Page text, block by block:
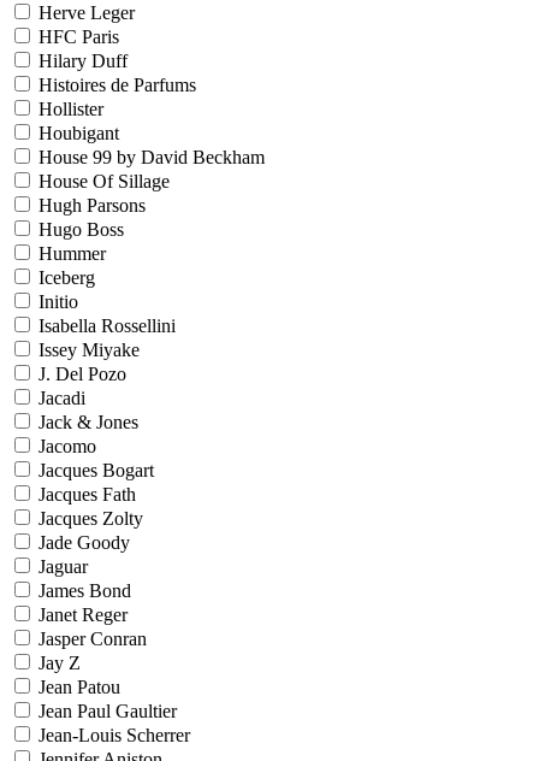
Herve Leger
HFC Paris
Hilary Duff
Histoires de Parfums
Hollister
Houbigant
House 99 by David Beckham
House Of Sillage
Hugh Parsons
Hugo Boss
Hummer
Iceberg
Initio
Isabella Rossellini
Issey Miyake
J. Del Pozo
Jacadi
Jack & Jones
Jacomo
Jacques Bogart
Jacques Fath
Jacques Zolty
Jade Goody
Jaguar
James Bond
Janet Reger
Jasper Conran
Jay Z
Jean Patou
Jean Paul Gaultier
Jean-Louis Scherrer